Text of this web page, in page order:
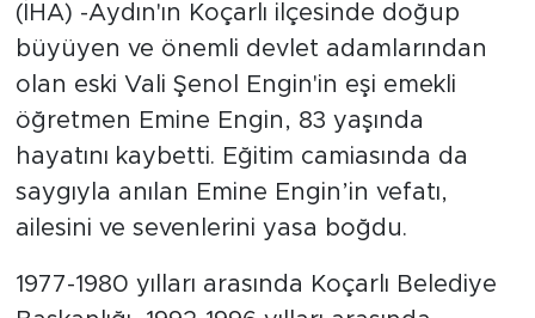
(İHA) -Aydın'ın Koçarlı ilçesinde doğup
büyüyen ve önemli devlet adamlarından
olan eski Vali Şenol Engin'in eşi emekli
öğretmen Emine Engin, 83 yaşında
hayatını kaybetti. Eğitim camiasında da
saygıyla anılan Emine Engin’in vefatı,
ailesini ve sevenlerini yasa boğdu.
1977-1980 yılları arasında Koçarlı Belediye